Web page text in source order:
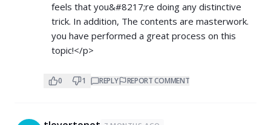
feels that you&#8217;re doing any distinctive
trick. In addition, The contents are masterwork.
you have performed a great process on this
topic!</p>
0 1 REPLY REPORT COMMENT